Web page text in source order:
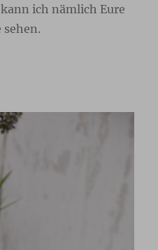
ich nämlich Eure
sehen.